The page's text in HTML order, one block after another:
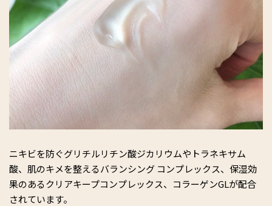
ニキビを防ぐグリチルリチン酸ジカリウムやトラネキサム
酸、肌のキメを整えるバランシング コンプレックス、保湿効
果のあるクリアキープコンプレックス、コラーゲンGLが配合
されています。